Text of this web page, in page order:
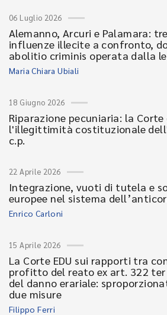
06 Luglio 2026
Alemanno, Arcuri e Palamara:
influenze illecite a confronto,
abolitio criminis operata dalla
Maria Chiara Ubiali
18 Giugno 2026
Riparazione pecuniaria: la
l'illegittimità costituzionale
c.p.
22 Aprile 2026
Integrazione, vuoti di tutela e
europee nel sistema
Enrico Carloni
15 Aprile 2026
La Corte EDU sui rapporti tra
profitto del reato ex art. 322 ter
del danno erariale:
due misure
Filippo Ferri